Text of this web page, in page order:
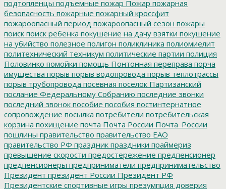
подтопленцы подъемные пожар Пожар пожарная
безопасность пожарные пожарный кроссфит
пожароопасный период пожароопасный сезон пожары
поиск поиск ребенка покушение на дачу взятки покушение
на убийство полезное полигон поликлиника полиомиелит
политехнический техникум политические партии полиция
Половинко помойки помощь Понтонная переправа порча
имущества порыв порыв водопровода порыв теплотрассы
порыв трубопровода посевная поселок Партизанский
послание Федеральному Собранию последние звонки
последний звонок пособие пособия постинтернатное
сопровождение посылка потребители потребительская
корзина похищение почта Почта России Почта_России
пошлины правительство правительство ЕАО
правительство РФ праздник праздники праймериз
превышение скорости предостережение предпенсионер
предпенсионеры предприниматели предпринимательство
Президент президент России Президент РФ
Президентские спортивные игры презумпция доверия